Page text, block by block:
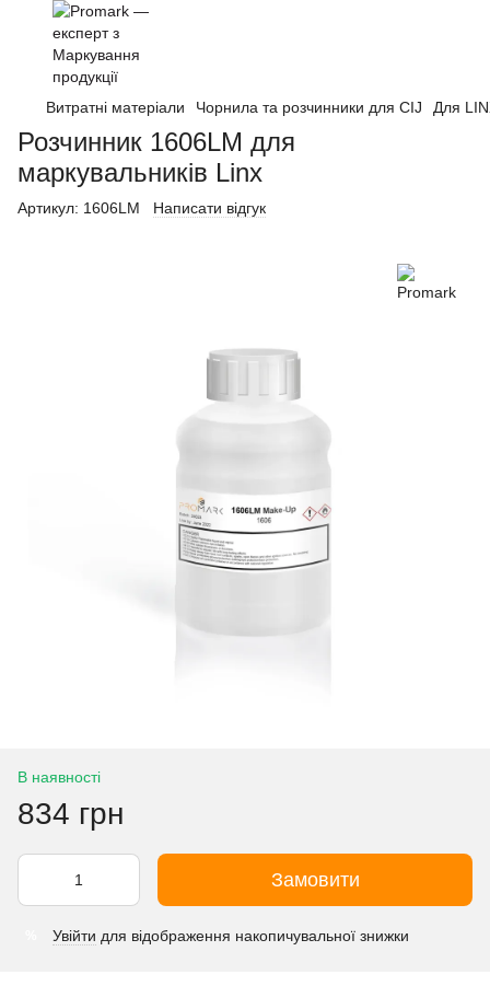
Витратні матеріали Чорнила та розчинники для CIJ Для
Розчинник 1606LM для
маркувальників Linx
Артикул: 1606LM Написати відгук
В наявності
834 грн
Замовити
Увійти для відображення накопичувальної знижки